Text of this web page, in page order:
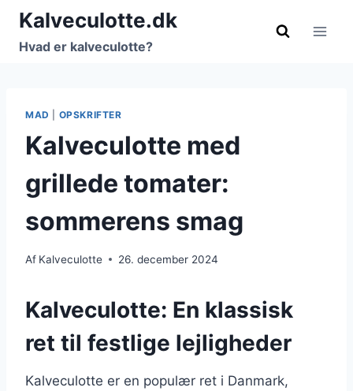
Fortsæt
indhold
Kalveculotte.dk
Hvad er kalveculotte?
MAD OPSKRIFTER
Kalveculotte med
grillede tomater:
sommerens smag
Af Kalveculotte 26. december 2024
Kalveculotte: En klassisk
ret til festlige lejligheder
Kalveculotte er en populær ret i Danmark,